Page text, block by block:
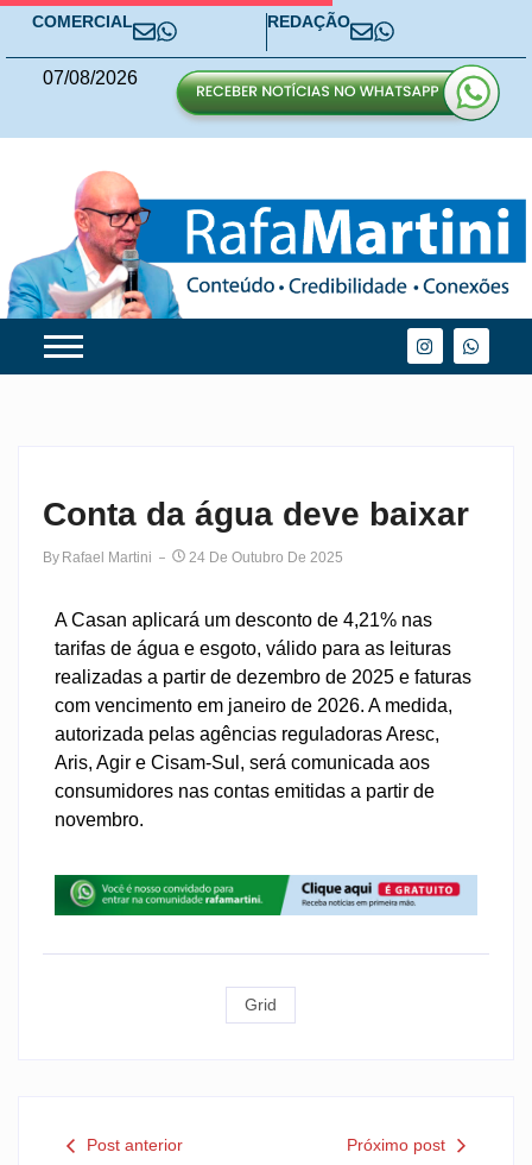
COMERCIAL REDAÇÃO
07/08/2026
Conta da água deve baixar
By Rafael Martini 24 De Outubro De 2025
A Casan aplicará um desconto de 4,21% nas
tarifas de água e esgoto, válido para as leituras
realizadas a partir de dezembro de 2025 e faturas
com vencimento em janeiro de 2026. A medida,
autorizada pelas agências reguladoras Aresc,
Aris, Agir e Cisam-Sul, será comunicada aos
consumidores nas contas emitidas a partir de
novembro.
Grid
Post anterior Próximo post